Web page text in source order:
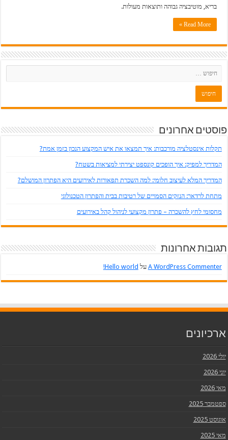
בריא, מוטיבציה גבוהה ותוצאות מעולות.
Read More »
פוסטים אחרונים
תקלות אינסטלציה מורכבות: איך תמצאו את איש המקצוע הנכון בזמן אמת?
המדריך למפיק: איך הופכים קונספט יצירתי למציאות בשטח?
המדריך המלא לעיצוב חלומי: למה השכרת תפאורות לאירועים היא הפתרון המושלם?
מתחת לרדאר: הנזקים הסמויים של רטיבות בבית והפתרון הטכנולוגי
מחסומי לחץ להשכרה – פתרון מקצועי לניהול קהל באירועים
תגובות אחרונות
A WordPress Commenter על Hello world!
ארכיונים
יולי 2026
יוני 2026
מאי 2026
ספטמבר 2025
אוגוסט 2025
מאי 2025